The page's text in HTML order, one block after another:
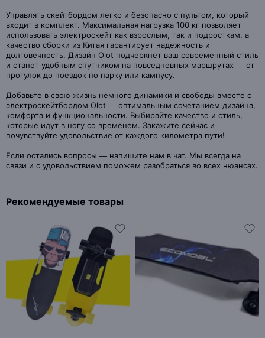
Управлять скейтбордом легко и безопасно с пультом, который
входит в комплект. Максимальная нагрузка 100 кг позволяет
использовать электроскейт как взрослым, так и подросткам, а
качество сборки из Китая гарантирует надежность и
долговечность. Дизайн Olot подчеркнет ваш современный стиль
и станет удобным спутником на повседневных маршрутах — от
прогулок до поездок по парку или кампусу.
Добавьте в свою жизнь немного динамики и свободы вместе с
электроскейтбордом Olot — оптимальным сочетанием дизайна,
комфорта и функциональности. Выбирайте качество и стиль,
которые идут в ногу со временем. Закажите сейчас и
почувствуйте удовольствие от каждого километра пути!
Если остались вопросы — напишите нам в чат. Мы всегда на
связи и с удовольствием поможем разобраться во всех нюансах.
Рекомендуемые товары